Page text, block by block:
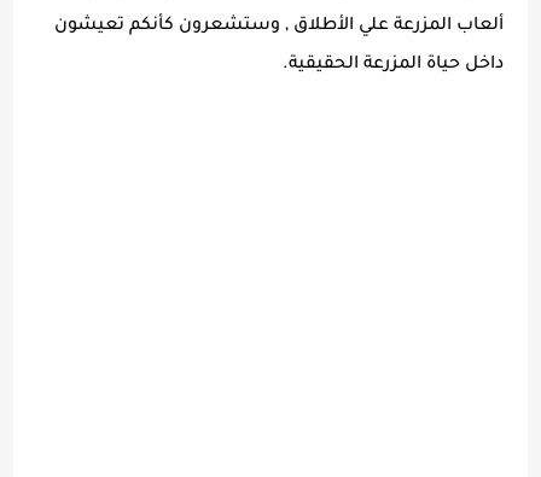
ألعاب المزرعة علي الأطلاق , وستشعرون كأنكم تعيشون
داخل حياة المزرعة الحقيقية.